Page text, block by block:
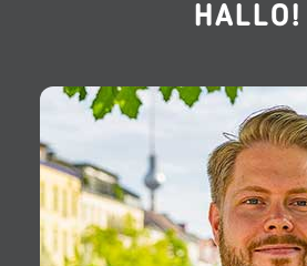
HALLO!